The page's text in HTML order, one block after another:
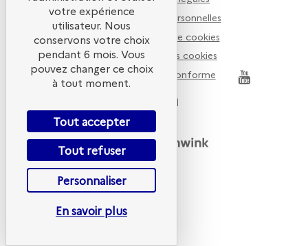
ADEME
Données personnelles
Politiques de cookies
Gestion des cookies
Accessibilité non conforme
Powered by
votre expérience
utilisateur. Nous
conservons votre choix
pendant 6 mois. Vous
pouvez changer ce choix
à tout moment.
Tout accepter
Tout refuser
Personnaliser
En savoir plus